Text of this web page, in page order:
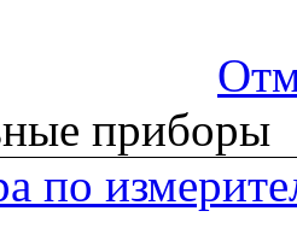
приборы
по